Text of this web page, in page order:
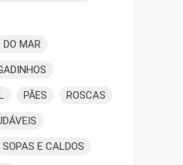
DO MAR
PÃES ROSCAS
SOPAS E CALDOS